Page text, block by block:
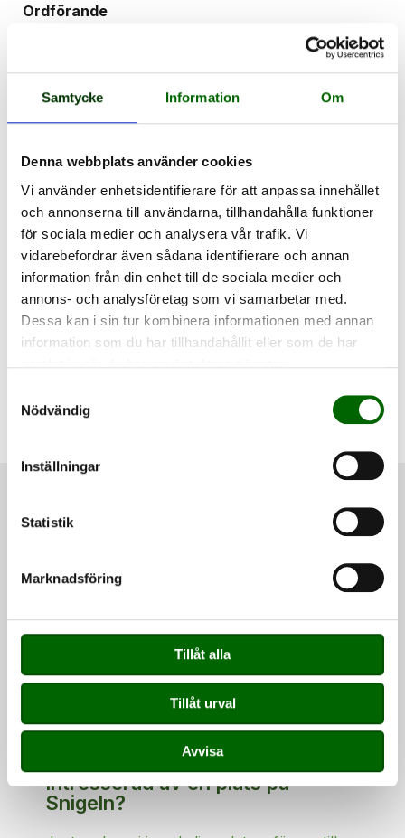
Samtycke Information Om
Denna webbplats använder cookies
Vi använder enhetsidentifierare för att anpassa innehållet
och annonserna till användarna, tillhandahålla funktioner
för sociala medier och analysera vår trafik. Vi
vidarebefordrar även sådana identifierare och annan
information från din enhet till de sociala medier och
annons- och analysföretag som vi samarbetar med.
Dessa kan i sin tur kombinera informationen med annan
information som du har tillhandahållit eller som de har
Nödvändig
Inställningar
Statistik
Marknadsföring
Tillåt alla
Tillåt urval
Avvisa
Ordförande
Kassör
Adam Hedbeck
Personalansvarig
Elin Törnqvist
personalansvarig@snigeln.se
Adress till Snigeln
Föräldraföreningen Snigeln
Albogaleden 9
614 31 SÖDERKÖPING
info@snigeln.se
0735-18 17 31
Albogaleden 9
Visa på karta
Kontakt
0735-18 17 31
Intresserad av en plats på
Snigeln?